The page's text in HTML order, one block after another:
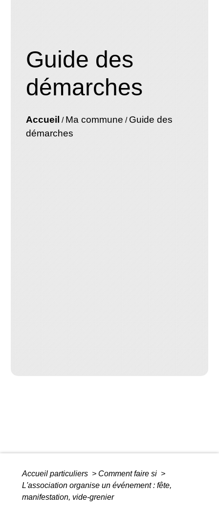
Guide des
démarches
Accueil / Ma commune / Guide des
démarches
Accueil particuliers > Comment faire si >
L'association organise un événement : fête,
manifestation, vide-grenier